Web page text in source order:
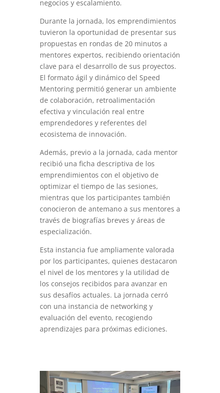
negocios y escalamiento.
Durante la jornada, los emprendimientos
tuvieron la oportunidad de presentar sus
propuestas en rondas de 20 minutos a
mentores expertos, recibiendo orientación
clave para el desarrollo de sus proyectos.
El formato ágil y dinámico del Speed
Mentoring permitió generar un ambiente
de colaboración, retroalimentación
efectiva y vinculación real entre
emprendedores y referentes del
ecosistema de innovación.
Además, previo a la jornada, cada mentor
recibió una ficha descriptiva de los
emprendimientos con el objetivo de
optimizar el tiempo de las sesiones,
mientras que los participantes también
conocieron de antemano a sus mentores a
través de biografías breves y áreas de
especialización.
Esta instancia fue ampliamente valorada
por los participantes, quienes destacaron
el nivel de los mentores y la utilidad de
los consejos recibidos para avanzar en
sus desafíos actuales. La jornada cerró
con una instancia de networking y
evaluación del evento, recogiendo
aprendizajes para próximas ediciones.